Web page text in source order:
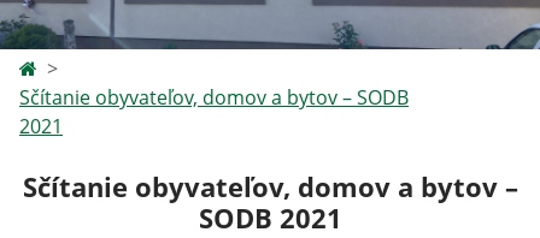
Sčítanie obyvateľov, domov a bytov – SODB
2021
Sčítanie obyvateľov, domov a bytov –
SODB 2021